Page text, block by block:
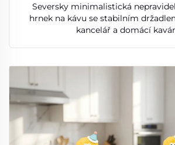
Seversky minimalistická
hrnek na kávu se stabilním
kancelář a domácí